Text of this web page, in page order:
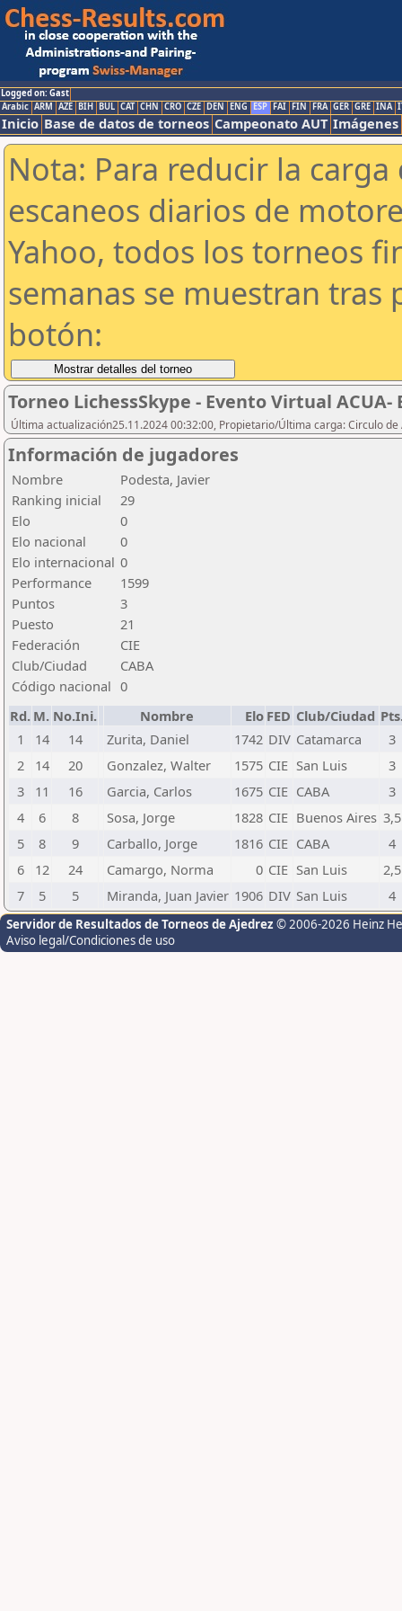
Logged on: Gast
Arabic ARM AZE BIH BUL CAT CHN CRO CZE DEN ENG ESP FAI FIN FRA GER GRE INA
Inicio Base de datos de torneos Campeonato AUT Imágenes
Nota: Para reducir la
escaneos diarios de
Yahoo, todos los torneos
semanas se muestran tras
botón:
Torneo LichessSkype - Evento Virtual ACUA-
Última actualización25.11.2024 00:32:00, Propietario/Última carga: Circulo
Información de jugadores
Nombre
Podesta, Javier
Ranking inicial
29
Elo
0
Elo nacional
0
Elo internacional 0
Performance
1599
Puntos
3
Puesto
21
Federación
CIE
Club/Ciudad
CABA
Código nacional 0
Rd. M. No.Ini. Nombre Elo FED Club/Ciudad
1
14 14 Zurita, Daniel 1742 DIV Catamarca
3
2
14 20 Gonzalez, Walter 1575 CIE San Luis
3
3
11 16 Garcia, Carlos 1675 CIE CABA
3
4
6 8 Sosa, Jorge 1828 CIE Buenos Aires 3,5
5
8 9 Carballo, Jorge 1816 CIE CABA
4
6
12 24 Camargo, Norma 0 CIE San Luis
2,5
7
5 5 Miranda, Juan Javier 1906 DIV San Luis 4
Servidor de Resultados de Torneos de Ajedrez © 2006-2026 Heinz
Aviso legal/Condiciones de uso